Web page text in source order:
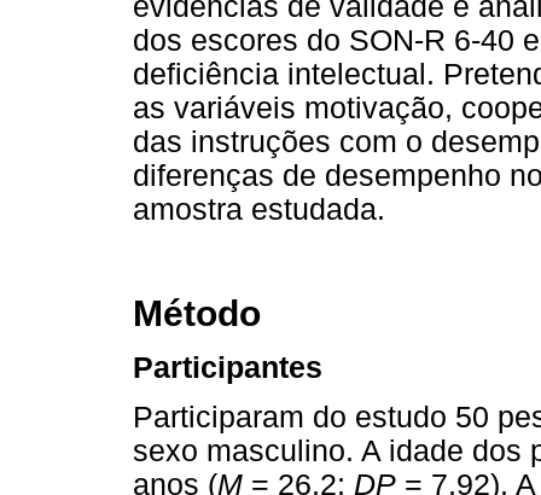
evidências de validade e
dos escores do SON-R 6-40
deficiência intelectual.
as variáveis motivação,
das instruções com o
diferenças de desempenho
amostra estudada.
Método
Participantes
Participaram do estudo 50
sexo masculino. A idade dos
anos (M = 26,2; DP = 7,92).